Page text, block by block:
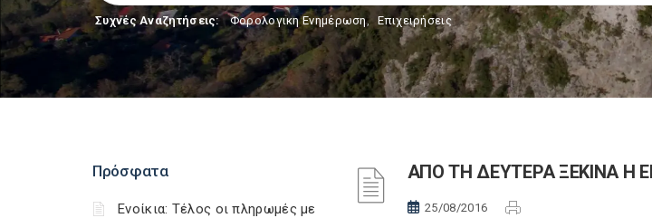
Συχνές Αναζητήσεις: Φορολογικη Ενημέρωση, Επιχειρήσεις
Πρόσφατα
Ενοίκια: Τέλος οι πληρωμές με
ΑΠΟ ΤΗ ΔΕΥΤΕΡΑ ΞΕΚΙΝΑ Η
25/08/2016